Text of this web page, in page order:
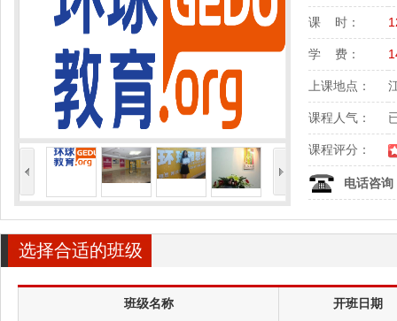
<
课 时：
学 费：
上课地点：
课程人气：
课程评分：
电话咨询
选择合适的班级
班级名称 开班日期